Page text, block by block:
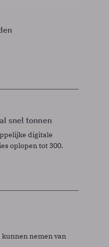
snel tonnen
digitale
oplopen tot 300.
kunnen nemen van